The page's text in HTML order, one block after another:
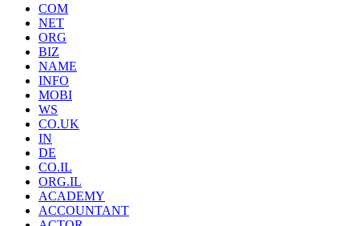
COM
NET
ORG
BIZ
NAME
INFO
MOBI
WS
CO.UK
IN
DE
CO.IL
ORG.IL
ACADEMY
ACCOUNTANT